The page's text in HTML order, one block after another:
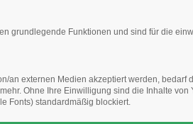
Fri 8:00am - 5:00pm
+1)
Qualität macht´s: Geprüfter
grundlegende Funktionen und sind für die
an externen Medien akzeptiert werden, bedarf
Ohne Ihre Einwilligung sind die Inhalte von
Fonts) standardmäßig blockiert.